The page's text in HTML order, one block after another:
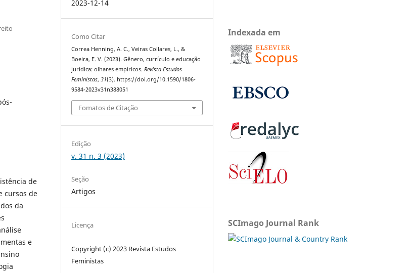
de
cursos de
da
e
2023-12-14
Como Citar
Correa Henning, A. C., Veiras Collares, L., &
Boeira, E. V. (2023). Gênero, currículo e educação
jurídica: olhares empíricos.Revista Estudos
Feministas,31(3). https://doi.org/10.1590/1806-
9584-2023v31n388051
Fomatos de Citação
Edição
v. 31 n. 3 (2023)
Seção
Artigos
Licença
Copyright (c) 2023 Revista Estudos
Feministas
Indexada em
SCImago Journal Rank